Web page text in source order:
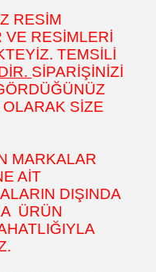
RESİM
VE RESİMLERİ
TEMSİLİ
SİPARİŞİNİZİ
SİZE
MARKALAR
AİT
DIŞINDA
ÜRÜN